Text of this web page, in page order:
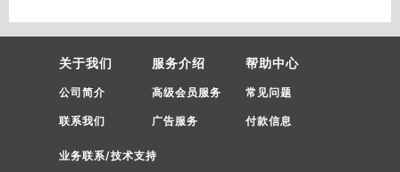
关于我们
公司简介
联系我们
服务介绍
高级会员服务
广告服务
帮助中心
常见问题
付款信息
业务联系/技术支持